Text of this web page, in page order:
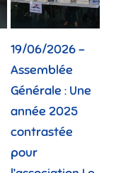
19/06/2026 –
Assemblée
Générale : Une
année 2025
contrastée
pour